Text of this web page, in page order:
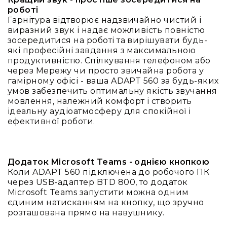
вадами
слуху
Підсилення
для
навушників
Аксесуари
і
комплектуючі
Гарнітури
ТБ
Для
геймерів/
блогерів
Для
домашньої
роботі
Гарнітура відтворює надзвичайно чистий і
виразний звук і надає можливість повністю
зосередитися на роботі та вирішувати будь-
які професійні завдання з максимальною
продуктивністю. Спілкування телефоном або
через Мережу чи просто звичайна робота у
гамірному офісі - ваша ADAPT 560 за будь-яких
умов забезпечить оптимальну якість звучання
мовлення, належний комфорт і створить
ідеальну аудіоатмосферу для спокійної і
ефективної роботи.
Додаток Microsoft Teams - однією кнопкою
Коли ADAPT 560 підключена до робочого ПК
через USB-адаптер BTD 800, то додаток
Microsoft Teams запустити можна одним
єдиним натисканням на кнопку, що зручно
розташована прямо на навушнику.